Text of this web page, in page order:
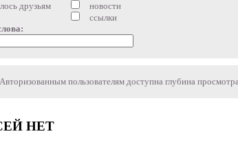
друзьям
новости
ссылки
Авторизованным пользователям доступна глубина
НЕТ